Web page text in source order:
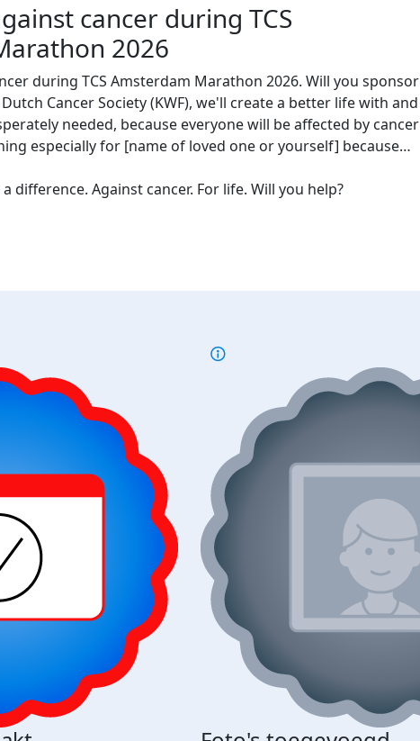
cancer during TCS
2026
during TCS Amsterdam Marathon 2026. Will you sponsor
Cancer Society (KWF), we'll create a better life with and
needed, because everyone will be affected by cancer
especially for [name of loved one or yourself] because…
difference. Against cancer. For life. Will you help?